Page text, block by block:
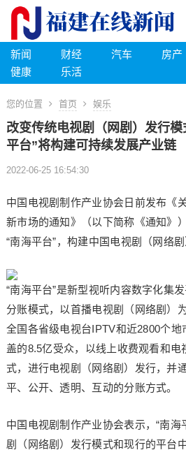
新闻 财经 汽车 房产
健康
乐活
您的位置 首页 娱乐
改变传统电视剧（网剧）发行
平台”将构建可持续发展产业链
2022-06-25 16:54:30
中国电视剧制作产业协会日前发布《
新市场的通知》（以下简称《通知》
“南海平台”，构建中国电视剧（网络剧
“南海平台”是新型视听内容数字化集
分账模式，以首播电视剧（网络剧）
全国各省级电视台IPTV和近2800个
盖的8.5亿受众，以线上收费观看和电
式，进行电视剧（网络剧）发行，并
平、公开、透明、互动的分账方式。
中国电视剧制作产业协会表示，“南海
剧（网络剧）发行模式和现行的平台